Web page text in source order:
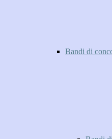
Bandi di